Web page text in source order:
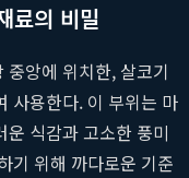
료의 비밀
앙에 위치한, 살코기
사용한다. 이 부위는 마
식감과 고소한 풍미
기 위해 까다로운 기준